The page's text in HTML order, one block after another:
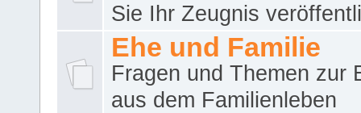
Sie Ihr Zeugnis
Ehe und Familie
Fragen und Themen zur
aus dem Familienleben